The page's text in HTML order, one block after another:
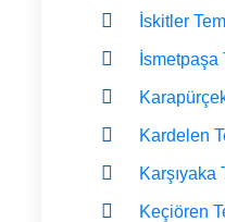
İskitler
Kardelen
Karşıyaka
Keçiören